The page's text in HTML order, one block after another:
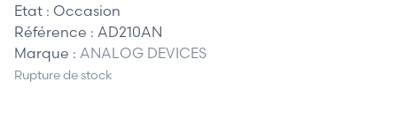
Etat : Occasion
Référence : AD210AN
Marque : ANALOG DEVICES
Rupture de stock